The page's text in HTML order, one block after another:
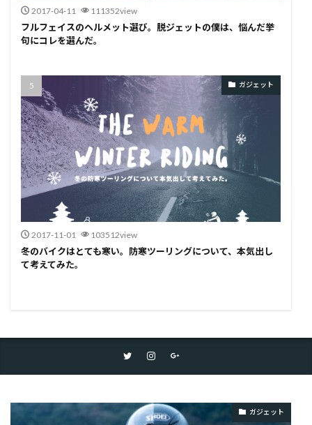
2017-04-11 111352view
フルフェイスのヘルメット選び。脱ジェットの僕は、悩んだ挙
句にコレを選んだ。
ガジェット
2017-11-01 103512view
冬のバイクはとても寒い。防寒ツーリングについて、本気出し
て考えてみた。
ガジェット